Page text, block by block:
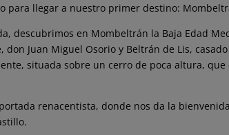
para llegar a nuestro primer destino:
descubrimos en Mombeltrán la Baja Edad
Juan Miguel Osorio y Beltrán de Lis,
situada sobre un cerro de poca altura,
renacentista, donde nos da la